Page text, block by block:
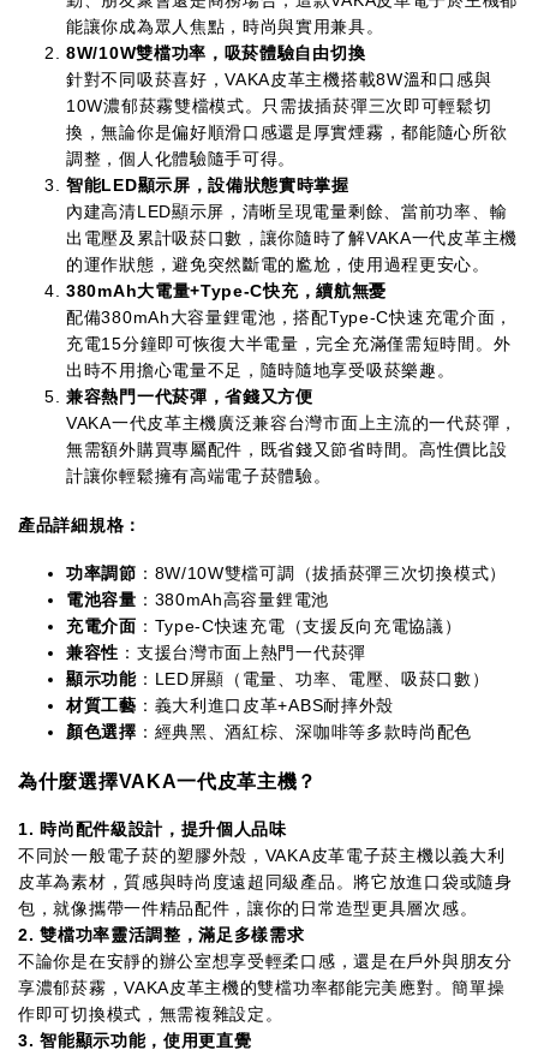
能讓你成為眾人焦點，時尚與實用兼具。
8W/10W雙檔功率，吸菸體驗自由切換
針對不同吸菸喜好，VAKA皮革主機搭載8W溫和口感與
10W濃郁菸霧雙檔模式。只需拔插菸彈三次即可輕鬆切
換，無論你是偏好順滑口感還是厚實煙霧，都能隨心所欲
調整，個人化體驗隨手可得。
智能LED顯示屏，設備狀態實時掌握
內建高清LED顯示屏，清晰呈現電量剩餘、當前功率、輸
出電壓及累計吸菸口數，讓你隨時了解VAKA一代皮革主機
的運作狀態，避免突然斷電的尷尬，使用過程更安心。
380mAh大電量+Type-C快充，續航無憂
配備380mAh大容量鋰電池，搭配Type-C快速充電介面，
充電15分鐘即可恢復大半電量，完全充滿僅需短時間。外
出時不用擔心電量不足，隨時隨地享受吸菸樂趣。
兼容熱門一代菸彈，省錢又方便
VAKA一代皮革主機廣泛兼容台灣市面上主流的一代菸彈，
無需額外購買專屬配件，既省錢又節省時間。高性價比設
計讓你輕鬆擁有高端電子菸體驗。
產品詳細規格：
功率調節 ：8W/10W雙檔可調（拔插菸彈三次切換模式）
電池容量 ：380mAh高容量鋰電池
充電介面 ：Type-C快速充電（支援反向充電協議）
兼容性 ：支援台灣市面上熱門一代菸彈
顯示功能：LED屏顯（電量、功率、電壓、吸菸口數）
材質工藝 ：義大利進口皮革+ABS耐摔外殼
顏色選擇 ：經典黑、酒紅棕、深咖啡等多款時尚配色
為什麼選擇VAKA一代皮革主機？
1. 時尚配件級設計，提升個人品味
不同於一般電子菸的塑膠外殼，VAKA皮革電子菸主機以義大利
皮革為素材，質感與時尚度遠超同級產品。將它放進口袋或隨身
包，就像攜帶一件精品配件，讓你的日常造型更具層次感。
2. 雙檔功率靈活調整，滿足多樣需求
不論你是在安靜的辦公室想享受輕柔口感，還是在戶外與朋友分
享濃郁菸霧，VAKA皮革主機的雙檔功率都能完美應對。簡單操
作即可切換模式，無需複雜設定。
3. 智能顯示功能，使用更直覺